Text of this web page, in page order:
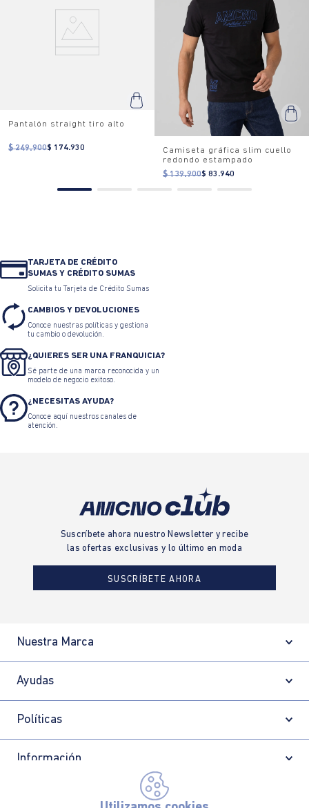
Pantalón straight tiro alto
$ 249.900$ 174.930
Camiseta gráfica slim cuello
redondo estampado
$ 139.900$ 83.940
TARJETA DE CRÉDITO
SUMAS Y CRÉDITO SUMAS
Solicita tu Tarjeta de Crédito Sumas
CAMBIOS Y DEVOLUCIONES
Conoce nuestras políticas y gestiona
tu cambio o devolución.
¿QUIERES SER UNA FRANQUICIA?
Sé parte de una marca reconocida y un
modelo de negocio exitoso.
¿NECESITAS AYUDA?
Conoce aquí nuestros canales de
atención.
Suscríbete ahora nuestro Newsletter y recibe
las ofertas exclusivas y lo último en moda
SUSCRÍBETE AHORA
Nuestra Marca
Ayudas
Políticas
Información